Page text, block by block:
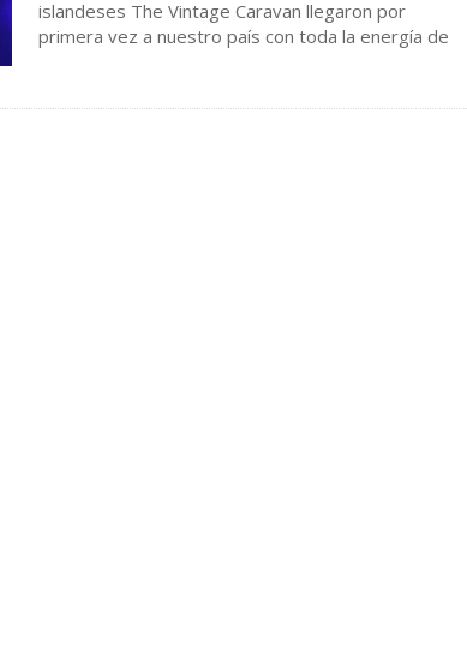
islandeses The Vintage Caravan llegaron por
primera vez a nuestro país con toda la energía de